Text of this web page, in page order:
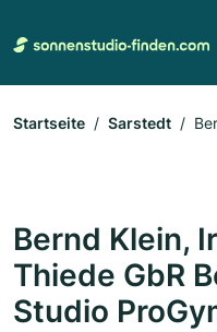
Startseite Sarstedt
Bernd Klein,
Thiede GbR
Studio